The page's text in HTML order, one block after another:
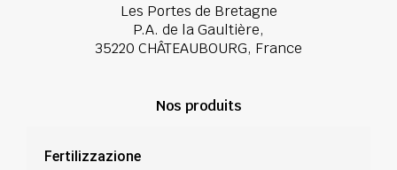
Les Portes de Bretagne
P.A. de la Gaultière,
35220 CHÂTEAUBOURG, France
Nos produits
Fertilizzazione